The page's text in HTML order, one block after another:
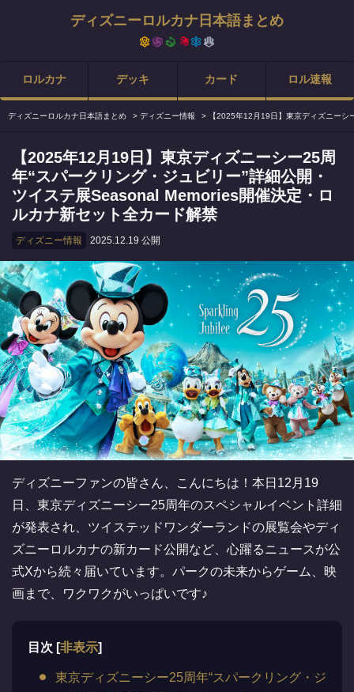
ディズニーロルカナ日本語まとめ
ロルカナ デッキ カード ロル速報
ディズニーロルカナ日本語まとめ > ディズニー情報 > 【2025年12月19日】東京ディズニー
【2025年12月19日】東京ディズニーシー25周
年“スパークリング・ジュビリー”詳細公開・
ツイステ展Seasonal Memories開催決定・ロ
ルカナ新セット全カード解禁
ディズニー情報 2025.12.19 公開
ディズニーファンの皆さん、こんにちは！本日12月19
日、東京ディズニーシー25周年のスペシャルイベント詳細
が発表され、ツイステッドワンダーランドの展覧会やディ
ズニーロルカナの新カード公開など、心躍るニュースが公
式Xから続々届いています。パークの未来からゲーム、映
画まで、ワクワクがいっぱいです♪
目次 [非表示]
東京ディズニーシー25周年“スパークリング・ジ